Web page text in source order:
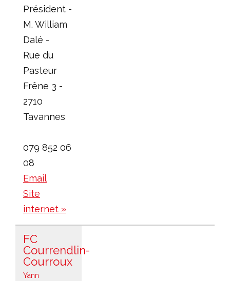
Président -
M. William
Dalé -
Rue du
Pasteur
Frêne 3 -
2710
Tavannes
079 852 06
08
Email
Site
internet »
FC
Courrendlin-
Courroux
Yann